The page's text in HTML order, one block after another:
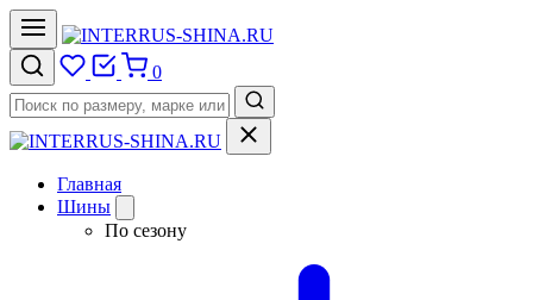
0
Главная
Шины
По сезону